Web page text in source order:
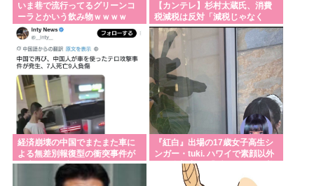
いま巷で流行ってるグリーンコ
ーラとかいう飲み物ｗｗｗｗ
【カンテレ】杉村太蔵氏、消費
税減税は反対「減税じゃなく
て、現金給付を」
経済崩壊の中国でまたまた車に
よる無差別報復型の衝突事件が
発生、7人死亡9人負傷
『紅白』出場の17歳女子高生シ
ンガー・tuki. ハワイで素顔以外
ほぼ全部出し 「隠しきれない美
貌」とSNSざわつく